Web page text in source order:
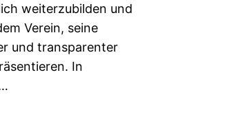
weiterzubilden und
Verein, seine
und transparenter
In